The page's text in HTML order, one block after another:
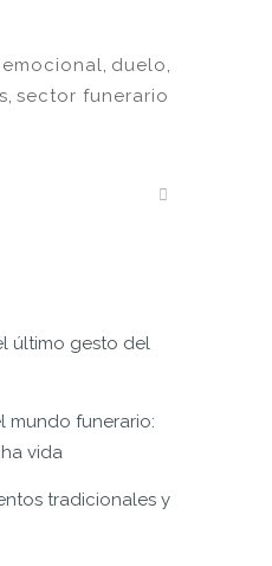
, duelo,
, sector funerario
último gesto del
mundo funerario:
vida
tradicionales y